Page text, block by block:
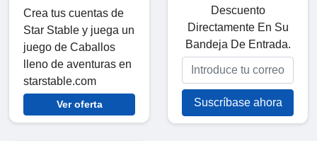
Crea tus cuentas de
Star Stable y juega un
juego de Caballos
lleno de aventuras en
starstable.com
Ver oferta
Descuento
Directamente En Su
Bandeja De Entrada.
Suscríbase ahora